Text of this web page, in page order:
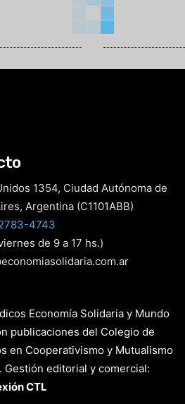
1354, Ciudad Autónoma de
Argentina (C1101ABB)
4743
de 9 a 17 hs.)
Economía Solidaria y Mundo
publicaciones del Colegio de
en Cooperativismo y Mutualismo
. Gestión editorial y comercial:
CTL